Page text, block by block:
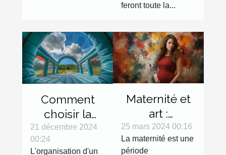
feront toute la...
Comment
choisir la
bonne tente
gonflable
21 décembre 2024
00:24
L'organisation d'un
Maternité et
art :
l'expression
de la
25 mars 2024 00:16
La maternité est une
période